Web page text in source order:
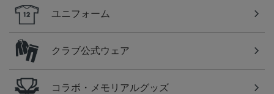
ユニフォーム
クラブ公式ウェア
コラボ・メモリアルグッズ